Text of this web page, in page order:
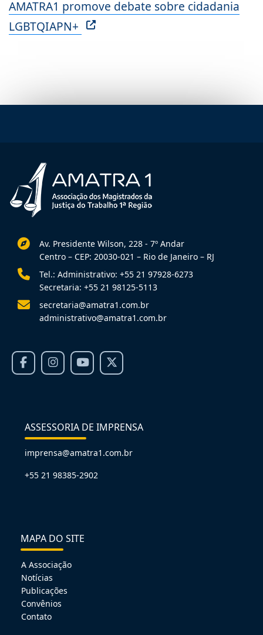
AMATRA1 promove debate sobre cidadania
LGBTQIAPN+
Av. Presidente Wilson, 228 - 7º Andar
Centro – CEP: 20030-021 – Rio de Janeiro – RJ
Tel.: Administrativo: +55 21 97928-6273
Secretaria: +55 21 98125-5113
secretaria@amatra1.com.br
administrativo@amatra1.com.br
ASSESSORIA DE IMPRENSA
imprensa@amatra1.com.br
+55 21 98385-2902
MAPA DO SITE
A Associação
Notícias
Publicações
Convênios
Contato